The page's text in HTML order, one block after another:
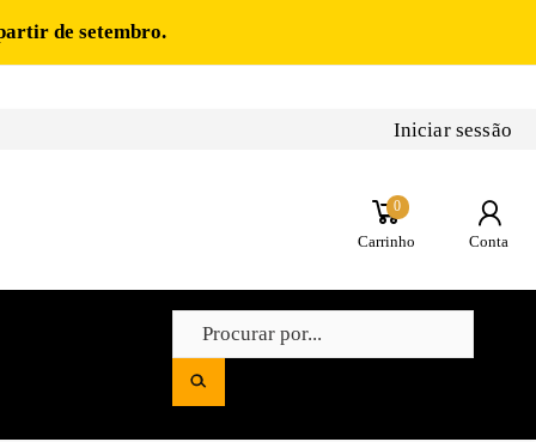
de setembro.
Iniciar sessão
0
Carrinho Conta